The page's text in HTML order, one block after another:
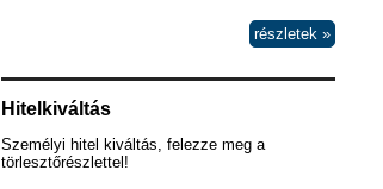
részletek »
Hitelkiváltás
Személyi hitel kiváltás, felezze meg a
törlesztőrészlettel!